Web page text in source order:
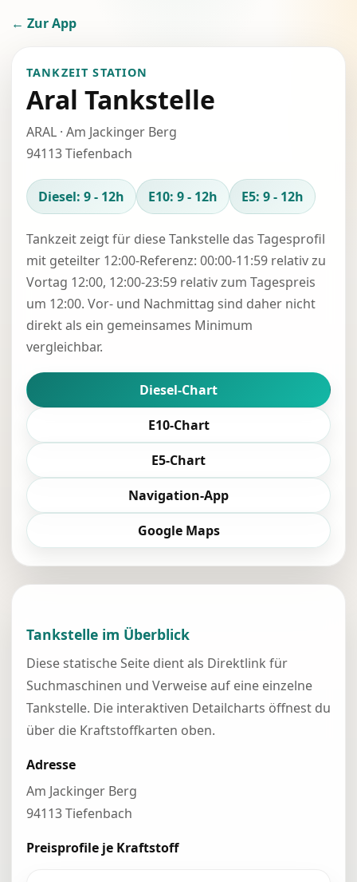
← Zur App
TANKZEIT STATION
Aral Tankstelle
ARAL · Am Jackinger Berg
94113 Tiefenbach
Diesel: 9 - 12h E10: 9 - 12h E5: 9 - 12h
Tankzeit zeigt für diese Tankstelle das Tagesprofil
mit geteilter 12:00-Referenz: 00:00-11:59 relativ zu
Vortag 12:00, 12:00-23:59 relativ zum Tagespreis
um 12:00. Vor- und Nachmittag sind daher nicht
direkt als ein gemeinsames Minimum
vergleichbar.
Diesel-Chart
E10-Chart
E5-Chart
Navigation-App
Google Maps
Tankstelle im Überblick
Diese statische Seite dient als Direktlink für
Suchmaschinen und Verweise auf eine einzelne
Tankstelle. Die interaktiven Detailcharts öffnest du
über die Kraftstoffkarten oben.
Adresse
Am Jackinger Berg
94113 Tiefenbach
Preisprofile je Kraftstoff